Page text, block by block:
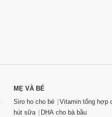
MẸ VÀ BÉ
Siro ho cho bé
Vitamin tổng hợp
hút sữa
DHA cho bà bầu